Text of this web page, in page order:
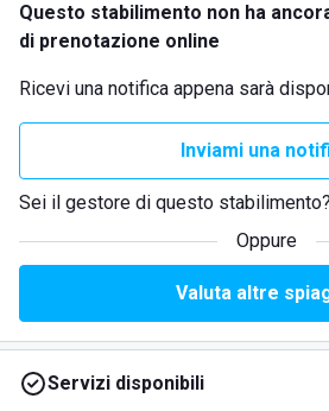
Questo stabilimento non ha
di prenotazione online
Ricevi una notifica appena sarà
Inviami una
Sei il gestore di questo stabilimento?
Oppure
Valuta altre
Servizi disponibili